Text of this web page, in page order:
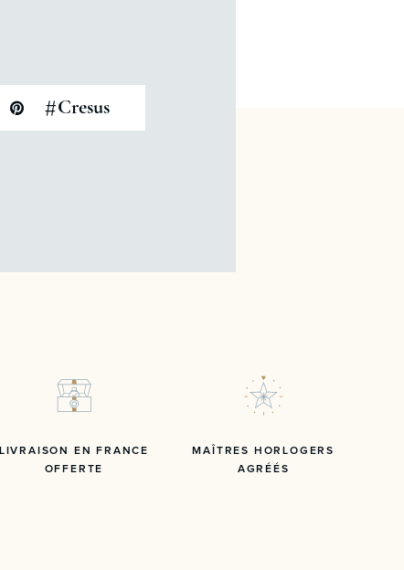
#Cresus
LIVRAISON EN FRANCE
OFFERTE
MAÎTRES HORLOGERS
AGRÉÉS